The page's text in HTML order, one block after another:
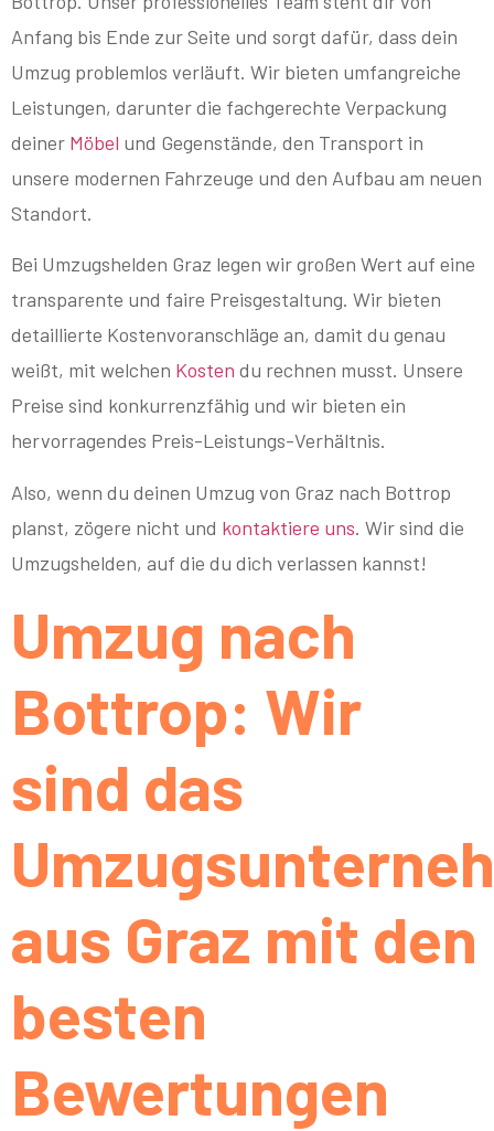
Anfang bis Ende zur Seite und sorgt dafür, dass dein
Umzug problemlos verläuft. Wir bieten umfangreiche
Leistungen, darunter die fachgerechte Verpackung
deiner Möbel und Gegenstände, den Transport in
unsere modernen Fahrzeuge und den Aufbau am neuen
Standort.
Bei Umzugshelden Graz legen wir großen Wert auf eine
transparente und faire Preisgestaltung. Wir bieten
detaillierte Kostenvoranschläge an, damit du genau
weißt, mit welchen Kosten du rechnen musst. Unsere
Preise sind konkurrenzfähig und wir bieten ein
hervorragendes Preis-Leistungs-Verhältnis.
Also, wenn du deinen Umzug von Graz nach Bottrop
planst, zögere nicht und kontaktiere uns. Wir sind die
Umzugshelden, auf die du dich verlassen kannst!
Umzug nach
Bottrop: Wir
sind das
aus Graz mit den
besten
Bewertungen